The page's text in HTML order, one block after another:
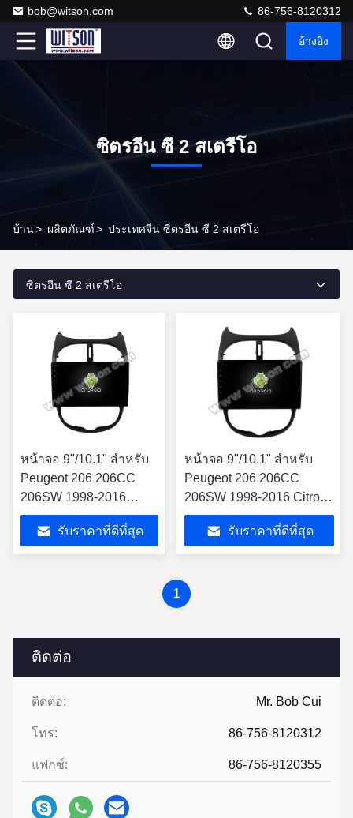
bob@witson.com 86-756-8120312
อ้างอิง
ซิตรอีน ซี 2 สเตรีโอ
บ้าน> ผลิตภัณฑ์> ประเทศจีน ซิตรอีน ซี 2 สเตรีโอ
ติดต่อ
ติดต่อ: Mr. Bob Cui
โทร: 86-756-8120312
แฟกซ์: 86-756-8120355
ซิตรอีน ซี 2 สเตรีโอ
หน้าจอ 9"/10.1" สําหรับ
Peugeot 206 206CC
206SW 1998-2016
Citroen C2 2004-2008
รถ มัลติมีเดีย สเตเรีย
รับราคาที่ดีที่สุด
หน้าจอ 9"/10.1" สําหรับ
Peugeot 206 206CC
206SW 1998-2016 Citroen
C2 2004-2008 รถ
มัลติมีเดีย สเตเรีย
รับราคาที่ดีที่สุด
1